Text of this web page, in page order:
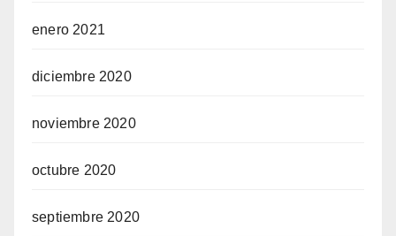
enero 2021
diciembre 2020
noviembre 2020
octubre 2020
septiembre 2020